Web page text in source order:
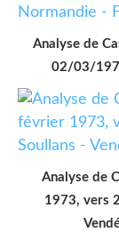
Analyse de
02/03/
Analyse de
1973, vers